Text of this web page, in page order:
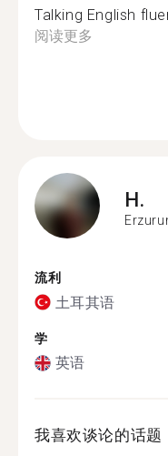
Talking English
阅读更多
H.
流利
土耳其语
学
英语
我喜欢谈论的话题